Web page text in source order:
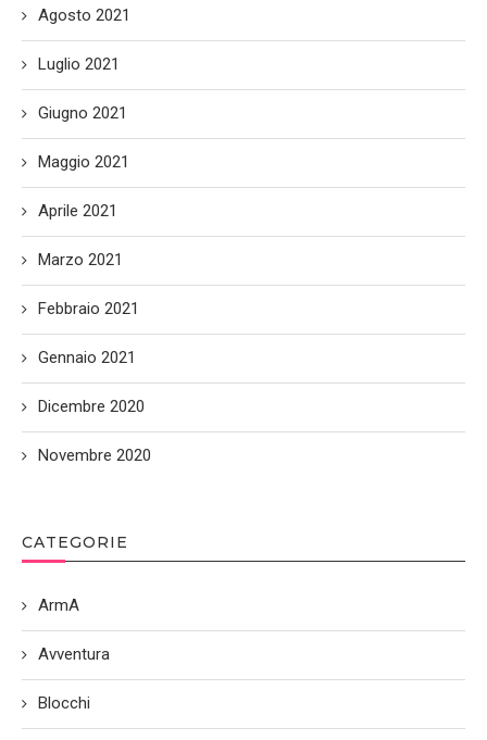
Agosto 2021
Luglio 2021
Giugno 2021
Maggio 2021
Aprile 2021
Marzo 2021
Febbraio 2021
Gennaio 2021
Dicembre 2020
Novembre 2020
CATEGORIE
ArmA
Avventura
Blocchi